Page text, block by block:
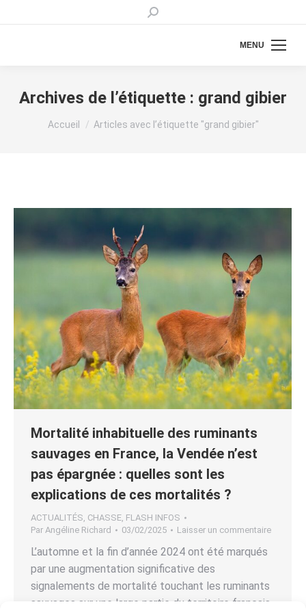
Recherche
MENU
Archives de l’étiquette : grand gibier
Vous êtes ici :
Accueil Articles avec l’étiquette "grand gibier"
Mortalité inhabituelle des ruminants
sauvages en France, la Vendée n’est
pas épargnée : quelles sont les
explications de ces mortalités ?
ACTUALITÉS CHASSE FLASH INFOS
Par Angéline Richard 03/02/2025 Laisser un commentaire
L’automne et la fin d’année 2024 ont été marqués
par une augmentation significative des
signalements de mortalité touchant les ruminants
sauvages sur une large partie du territoire français.